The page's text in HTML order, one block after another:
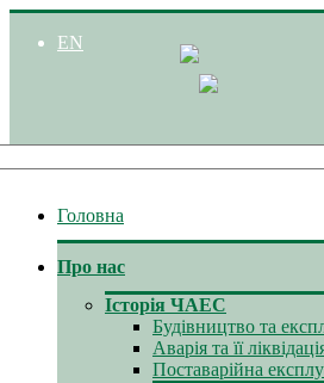
EN
Головна
Про нас
Історія ЧАЕС
Будівництво та
Аварія та її
Поставарійна